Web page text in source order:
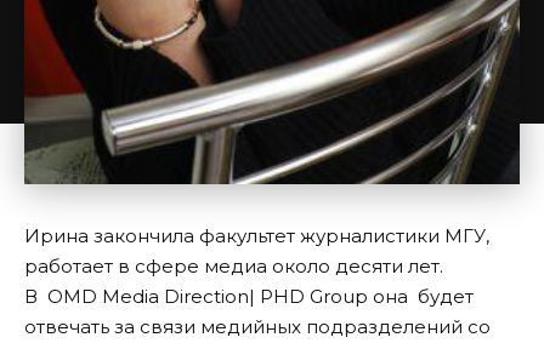
Ирина закончила факультет журналистики МГУ,
работает в сфере медиа около десяти лет.
В OMD Media Direction| PHD Group она будет
отвечать за связи медийных подразделений со